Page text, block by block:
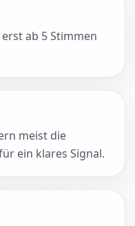
ab 5 Stimmen
meist die
ein klares Signal.